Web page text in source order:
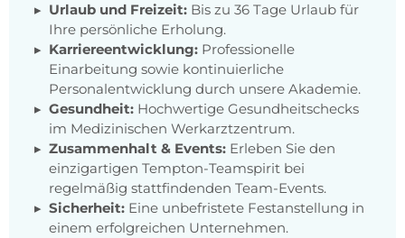
Urlaub und Freizeit: Bis zu 36 Tage Urlaub für
Ihre persönliche Erholung.
Karriereentwicklung: Professionelle
Einarbeitung sowie kontinuierliche
Personalentwicklung durch unsere Akademie.
Gesundheit: Hochwertige Gesundheitschecks
im Medizinischen Werkarztzentrum.
Zusammenhalt & Events: Erleben Sie den
einzigartigen Tempton-Teamspirit bei
regelmäßig stattfindenden Team-Events.
Sicherheit: Eine unbefristete Festanstellung in
einem erfolgreichen Unternehmen.